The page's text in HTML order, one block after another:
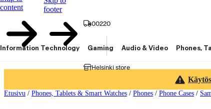
content
footer
00220
Helsinki store
Information Technology Gaming Audio & Video Phones,
Etusivu / Phones, Tablets & Smart Watches / Phones / Phone Cases /